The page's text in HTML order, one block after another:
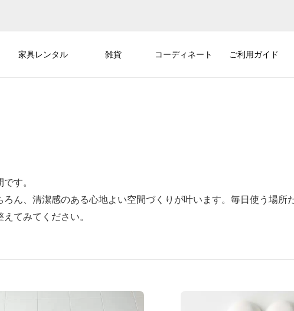
家具レンタル 雑貨 コーディネート ご利用ガイド
す。
ん、清潔感のある心地よい空間づくりが叶います。毎日使う場所
てみてください。